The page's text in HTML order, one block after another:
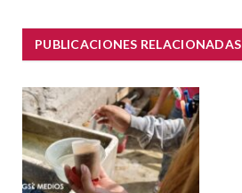
PUBLICACIONES RELACIONADAS